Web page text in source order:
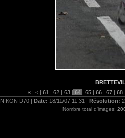
« | < | 61 | 62 | 63 | 64 | 65 | 66 | 67 | 68
NIKON D70 | Date: 18/11/07 11:31 | Résolution:
Nombre total d'images: